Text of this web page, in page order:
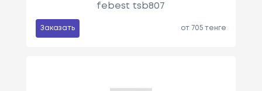
febest tsb807
Заказать от 705 тенге